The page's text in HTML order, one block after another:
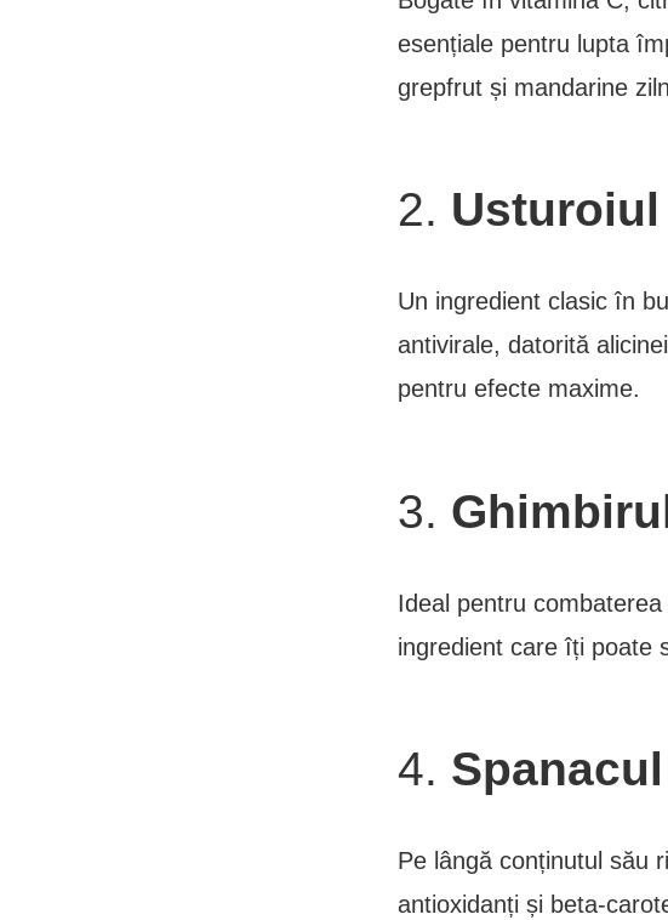
esențiale pentru lupta
grepfrut și mandarine
2. Usturoiul
Un ingredient clasic în
antivirale, datorită
pentru efecte maxime.
3.
Ideal pentru
ingredient care îți poate
4. Spanacul
Pe lângă conținutul său
antioxidanți și beta-